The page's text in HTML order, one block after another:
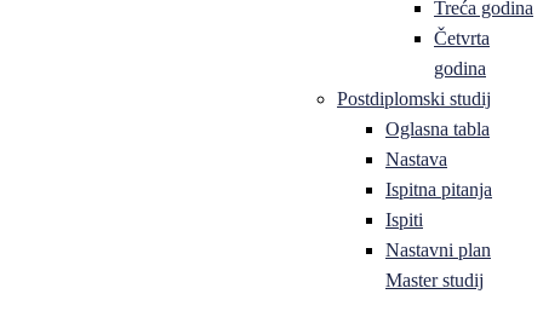
Treća godina
Četvrta
godina
Postdiplomski studij
Oglasna tabla
Nastava
Ispitna pitanja
Ispiti
Nastavni plan
Master studij